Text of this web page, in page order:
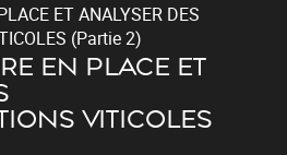
ET ANALYSER DES
(Partie 2)
EN PLACE ET
VITICOLES